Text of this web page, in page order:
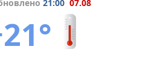
21:00 07.08